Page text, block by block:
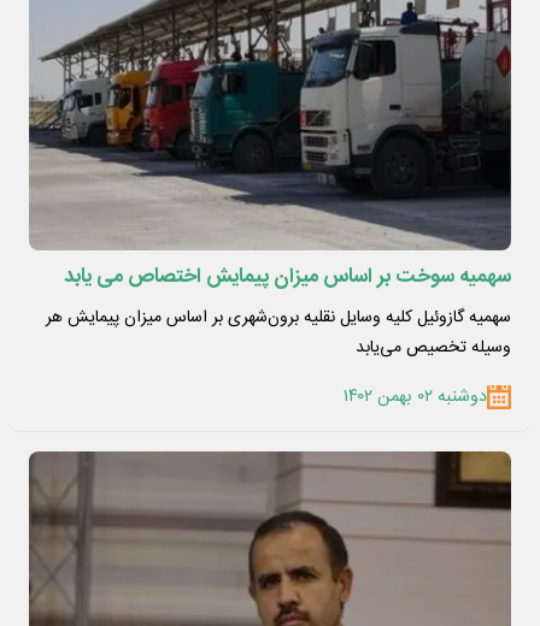
سهمیه سوخت بر اساس میزان پیمایش اختصاص می یابد
سهمیه گازوئیل کلیه وسایل نقلیه برون‌شهری بر اساس میزان پیمایش هر
وسیله تخصیص می‌یابد
دوشنبه ۰۲ بهمن ۱۴۰۲